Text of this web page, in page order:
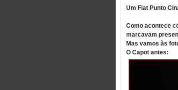
Um Fiat Punto
Como acontece
marcavam
Mas vamos às
O Capot antes: